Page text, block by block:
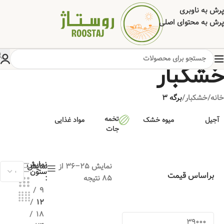
پرش به ناوبری
پرش به محتوای اصلی
خشکبار
خانه/خشکبار/برگه 3
آجیل میوه خشک
تخمه
جات
مواد غذایی
براساس قیمت
نمایش 25–36 از
85 نتیجه
نمایش
ستون
نمایش
9
12
18